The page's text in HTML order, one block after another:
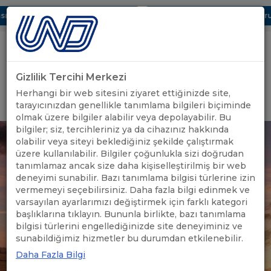
Dijital UBAK Bölümü Hakkında UND, Yunanistan Vize
Uluslararası Nakliyeciler Derneği
GİRİŞ YAP
Gizlilik Tercihi Merkezi
Herhangi bir web sitesini ziyaret ettiğinizde site,
tarayıcınızdan genellikle tanımlama bilgileri biçiminde
olmak üzere bilgiler alabilir veya depolayabilir. Bu
bilgiler; siz, tercihleriniz ya da cihazınız hakkında
olabilir veya siteyi beklediğiniz şekilde çalıştırmak
üzere kullanılabilir. Bilgiler çoğunlukla sizi doğrudan
tanımlamaz ancak size daha kişiselleştirilmiş bir web
deneyimi sunabilir. Bazı tanımlama bilgisi türlerine izin
vermemeyi seçebilirsiniz. Daha fazla bilgi edinmek ve
varsayılan ayarlarımızı değiştirmek için farklı kategori
başlıklarına tıklayın. Bununla birlikte, bazı tanımlama
bilgisi türlerini engellediğinizde site deneyiminiz ve
sunabildiğimiz hizmetler bu durumdan etkilenebilir.
Daha Fazla Bilgi